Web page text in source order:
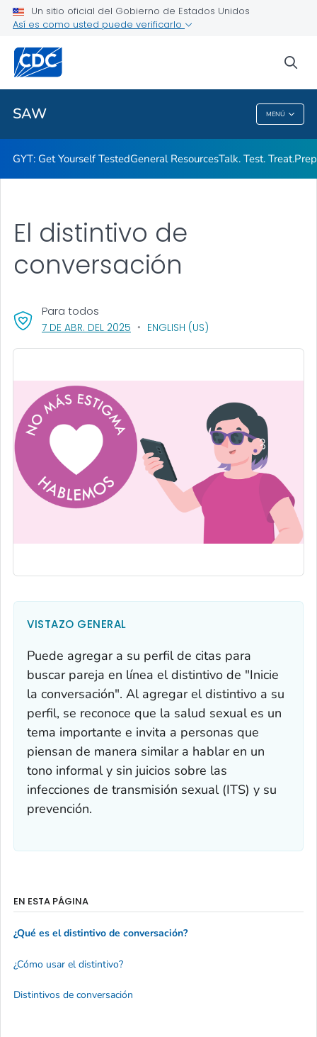
Un sitio oficial del Gobierno de Estados Unidos
Así es como usted puede verificarlo
SAW MENÚ
Temas relacionados
SAW
GYT: Get Yourself TestedGeneral ResourcesTalk. Test. Treat.
El distintivo de
conversación
7 DE ABR. DEL 2025 , VISIT LINK FOR DETAILS.
ENGLISH (US)
Para todos
VISTAZO GENERAL
Puede agregar a su perfil de citas para
buscar pareja en línea el distintivo de "Inicie
la conversación". Al agregar el distintivo a su
perfil, se reconoce que la salud sexual es un
tema importante e invita a personas que
piensan de manera similar a hablar en un
tono informal y sin juicios sobre las
infecciones de transmisión sexual (ITS) y su
prevención.
EN ESTA PÁGINA
¿Qué es el distintivo de conversación?
¿Cómo usar el distintivo?
Distintivos de conversación